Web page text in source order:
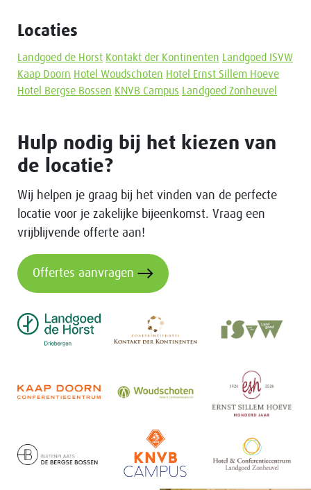
Locaties
Landgoed de Horst Kontakt der Kontinenten
Landgoed ISVW
Kaap Doorn Hotel Woudschoten Hotel Ernst Sillem Hoeve
Hotel Bergse Bossen KNVB Campus Landgoed Zonheuvel
Hulp nodig bij het kiezen van
de locatie?
Wij helpen je graag bij het vinden van de perfecte
locatie voor je zakelijke bijeenkomst. Vraag een
vrijblijvende offerte aan!
Offertes aanvragen